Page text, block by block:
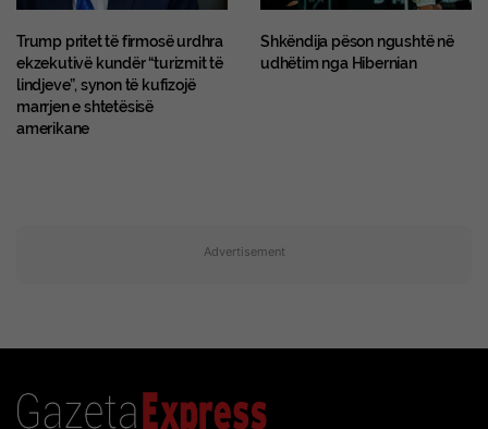
Trump pritet të firmosë urdhra
ekzekutivë kundër “turizmit të
lindjeve”, synon të kufizojë
marrjen e shtetësisë
amerikane
Shkëndija pëson ngushtë në
udhëtim nga Hibernian
Advertisement